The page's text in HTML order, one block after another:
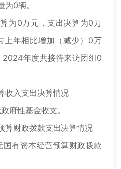
0辆。
0万元，支出决算为0万
上年相比增加（减少）0万
2024年度共接待来访团组0
入支出决算情况
性基金收支。
财政拨款支出决算情况
有资本经营预算财政拨款